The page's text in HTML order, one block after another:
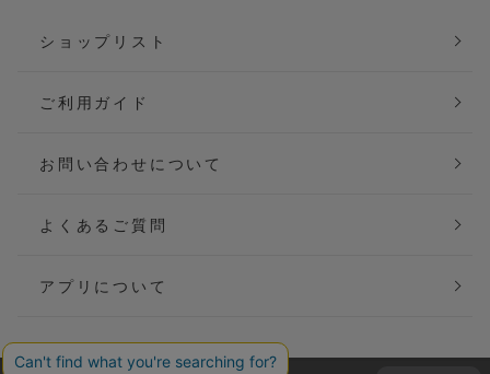
ショップリスト
ご利用ガイド
お問い合わせについて
よくあるご質問
アプリについて